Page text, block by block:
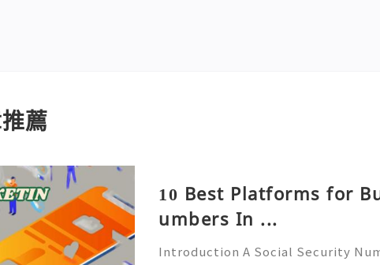
薦
10 Best Platforms for
umbers In ...
Introduction A Social Security